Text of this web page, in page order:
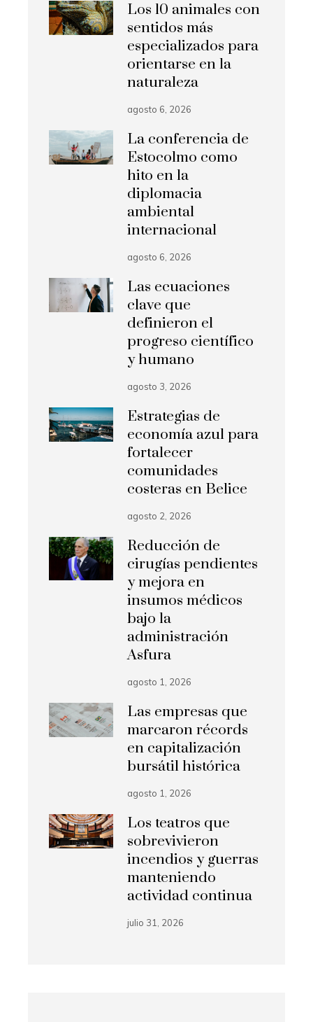
Los 10 animales con
sentidos más
especializados para
orientarse en la
naturaleza
agosto 6, 2026
La conferencia de
Estocolmo como
hito en la
diplomacia
ambiental
internacional
agosto 6, 2026
Las ecuaciones
clave que
definieron el
progreso científico
y humano
agosto 3, 2026
Estrategias de
economía azul para
fortalecer
comunidades
costeras en Belice
agosto 2, 2026
Reducción de
cirugías pendientes
y mejora en
insumos médicos
bajo la
administración
Asfura
agosto 1, 2026
Las empresas que
marcaron récords
en capitalización
bursátil histórica
agosto 1, 2026
Los teatros que
sobrevivieron
incendios y guerras
manteniendo
actividad continua
julio 31, 2026